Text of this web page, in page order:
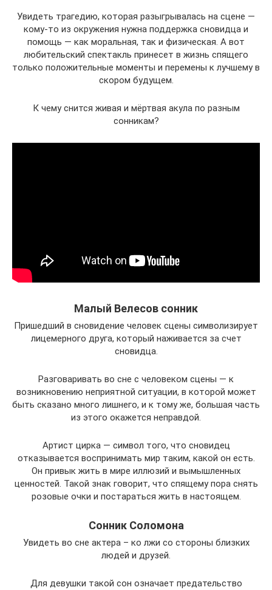
Увидеть трагедию, которая разыгрывалась на сцене —
кому-то из окружения нужна поддержка сновидца и
помощь — как моральная, так и физическая. А вот
любительский спектакль принесет в жизнь спящего
только положительные моменты и перемены к лучшему в
скором будущем.
К чему снится живая и мёртвая акула по разным
сонникам?
Малый Велесов сонник
Пришедший в сновидение человек сцены символизирует
лицемерного друга, который наживается за счет
сновидца.
Разговаривать во сне с человеком сцены — к
возникновению неприятной ситуации, в которой может
быть сказано много лишнего, и к тому же, большая часть
из этого окажется неправдой.
Артист цирка — символ того, что сновидец
отказывается воспринимать мир таким, какой он есть.
Он привык жить в мире иллюзий и вымышленных
ценностей. Такой знак говорит, что спящему пора снять
розовые очки и постараться жить в настоящем.
Сонник Соломона
Увидеть во сне актера – ко лжи со стороны близких
людей и друзей.
Для девушки такой сон означает предательство